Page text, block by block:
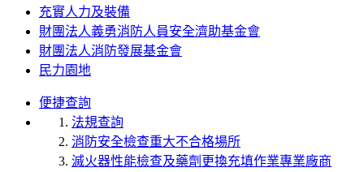
充實人力及裝備
財團法人義勇消防人員安全濟助基金會
財團法人消防發展基金會
民力園地
便捷查詢
法規查詢
消防安全檢查重大不合格場所
滅火器性能檢查及藥劑更換充填作業專業廠商